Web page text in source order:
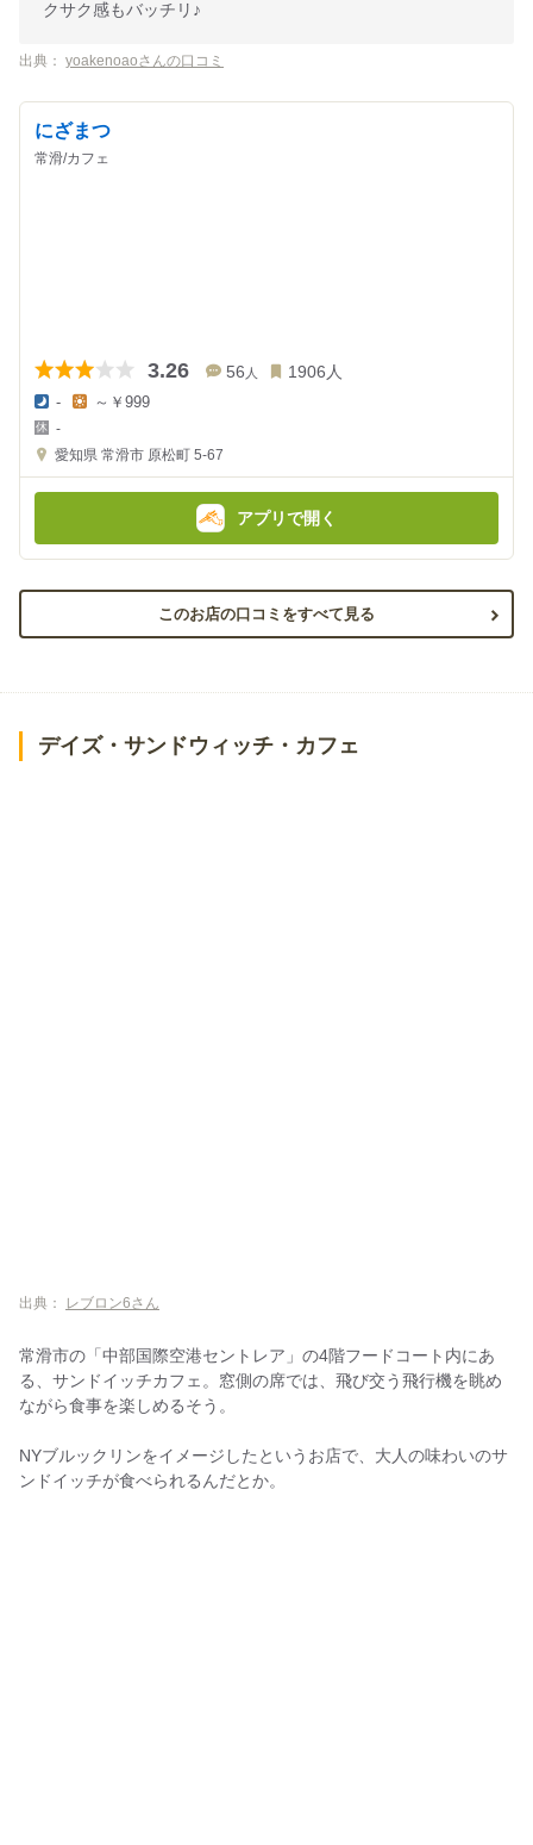
クサク感もバッチリ♪
出典： yoakenoaoさんの口コミ
にざまつ
常滑/カフェ
3.26 56 人 1906人
夜
の
金
-
金
額
～￥999
-
愛知県 常滑市 原松町 5-67
アプリで開く
このお店の口コミをすべて見る
デイズ・サンドウィッチ・カフェ
出典： レブロン6さん
常滑市の「中部国際空港セントレア」の4階フードコート内にあ
る、サンドイッチカフェ。窓側の席では、飛び交う飛行機を眺め
ながら食事を楽しめるそう。
NYブルックリンをイメージしたというお店で、大人の味わいのサ
ンドイッチが食べられるんだとか。